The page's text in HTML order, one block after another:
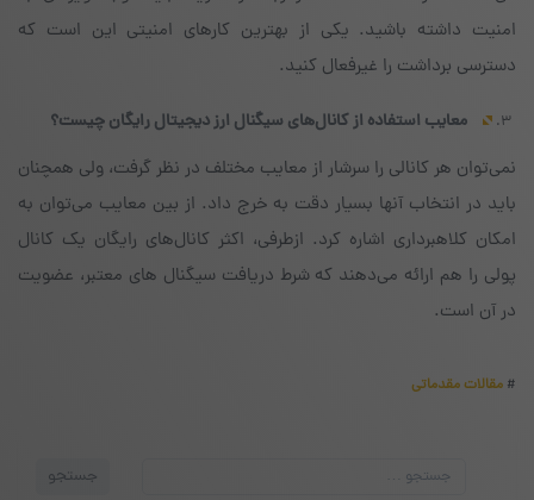
امنیت داشته باشید. یکی از بهترین کارهای امنیتی این است که
دسترسی برداشت را غیرفعال کنید.
معایب استفاده از کانال‌های سیگنال ارز دیجیتال رایگان چیست؟
نمی‌توان هر کانالی را سرشار از معایب مختلف در نظر گرفت، ولی همچنان
باید در انتخاب آنها بسیار دقت به خرج داد. از بین معایب می‌توان به
امکان کلاهبرداری اشاره کرد. از‌طرفی، اکثر کانال‌های رایگان یک کانال
پولی را هم ارائه می‌دهند که شرط دریافت سیگنال های معتبر، عضویت
در آن است.
# مقالات مقدماتی
جستجو